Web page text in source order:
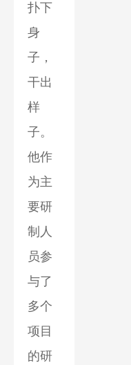
扑下
身
子，
干出
样
子。
他作
为主
要研
制人
员参
与了
多个
项目
的研